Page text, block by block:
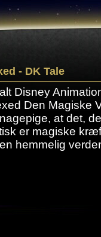
- DK Tale
Disney
Den Magiske
at det,
er magiske
hemmelig